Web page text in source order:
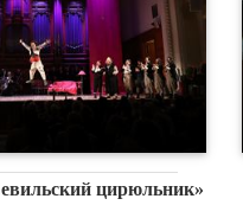
цирюльник»